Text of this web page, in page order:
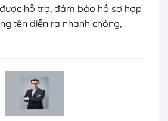
hỗ trợ, đảm bảo hồ sơ hợp
tên diễn ra nhanh chóng,